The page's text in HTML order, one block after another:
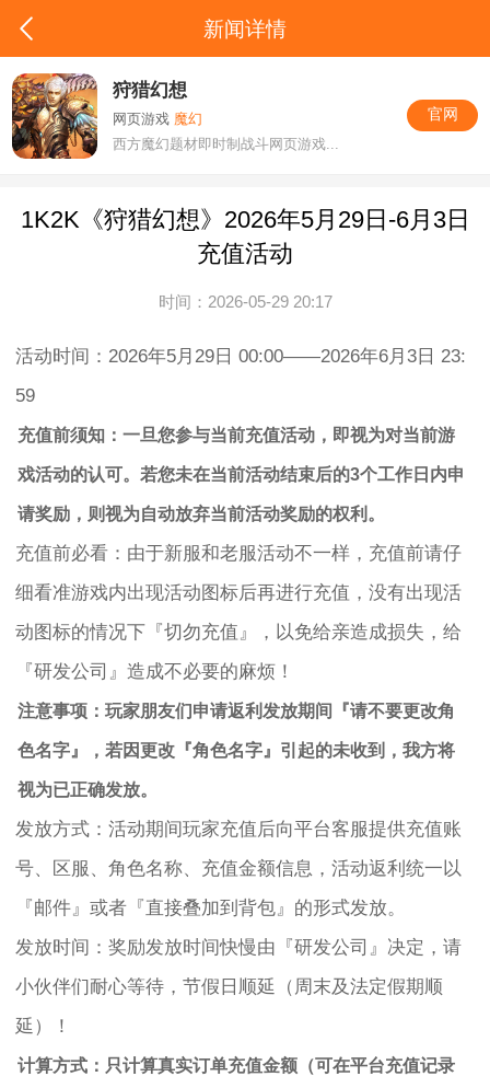
新闻详情
狩猎幻想
网页游戏 魔幻
西方魔幻题材即时制战斗网页游戏...
官网
1K2K《狩猎幻想》2026年5月29日-6月3日
充值活动
时间：2026-05-29 20:17
活动时间：2026年5月29日 00:00——2026年6月3日 23:
59
充值前须知：一旦您参与当前充值活动，即视为对当前游
戏活动的认可。若您未在当前活动结束后的3个工作日内申
请奖励，则视为自动放弃当前活动奖励的权利。
充值前必看：由于新服和老服活动不一样，充值前请仔
细看准游戏内出现活动图标后再进行充值，没有出现活
动图标的情况下『切勿充值』，以免给亲造成损失，给
『研发公司』造成不必要的麻烦！
注意事项：玩家朋友们申请返利发放期间『请不要更改角
色名字』，若因更改『角色名字』引起的未收到，我方将
视为已正确发放。
发放方式：活动期间玩家充值后向平台客服提供充值账
号、区服、角色名称、充值金额信息，活动返利统一以
『邮件』或者『直接叠加到背包』的形式发放。
发放时间：奖励发放时间快慢由『研发公司』决定，请
小伙伴们耐心等待，节假日顺延（周末及法定假期顺
延）！
计算方式：只计算真实订单充值金额（可在平台充值记录